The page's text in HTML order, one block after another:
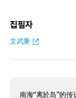
집필자
文武秉
南海“离於岛”的传